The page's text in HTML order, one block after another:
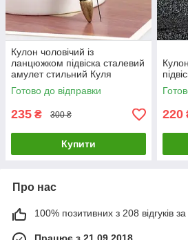
Кулон чоловічий із
ланцюжком підвіска сталевий
амулет стильний Куля
Готово до відправки
235 ₴ 300 ₴
Купити
220
Про нас
100% позитивних з 208 відгуків за